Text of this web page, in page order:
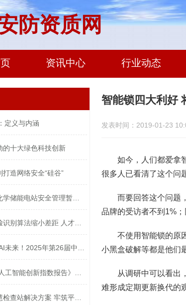
防资质网
资讯中心 行业动态
定义与内涵
的十大绿色科技创新
造网络安全“硅谷”
智能锁四大利好
发表时间：2019-01-23
如今，人们都爱拿
很多人已看清了这个问
而要回答这个问题
品牌的受访者不到1%
不使用智能锁的原
小黑盒破解等都是他们
从调研中可以看出
难形成定期更新换代的